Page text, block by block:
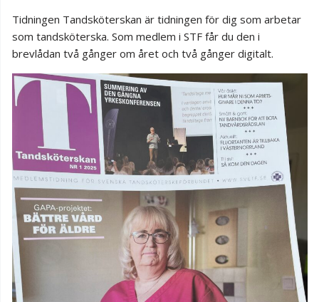
Tidningen Tandsköterskan är tidningen för dig som arbetar
som tandsköterska. Som medlem i STF får du den i
brevlådan två gånger om året och två gånger digitalt.